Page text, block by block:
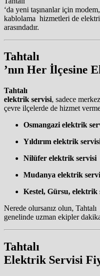
‘da yeni taşınanlar için
kablolama hizmetleri de
arasındadır.
Tahtalı
’nın Her İlçesine
Tahtalı
elektrik servisi, sadece
çevre ilçelerde de hizmet
Osmangazi elektrik
Yıldırım elektrik
Nilüfer elektrik servisi
Mudanya elektrik
Kestel, Gürsu, elektrik
Nerede olursanız olun, Tahtalı
genelinde uzman ekipler
Tahtalı
Elektrik Servisi